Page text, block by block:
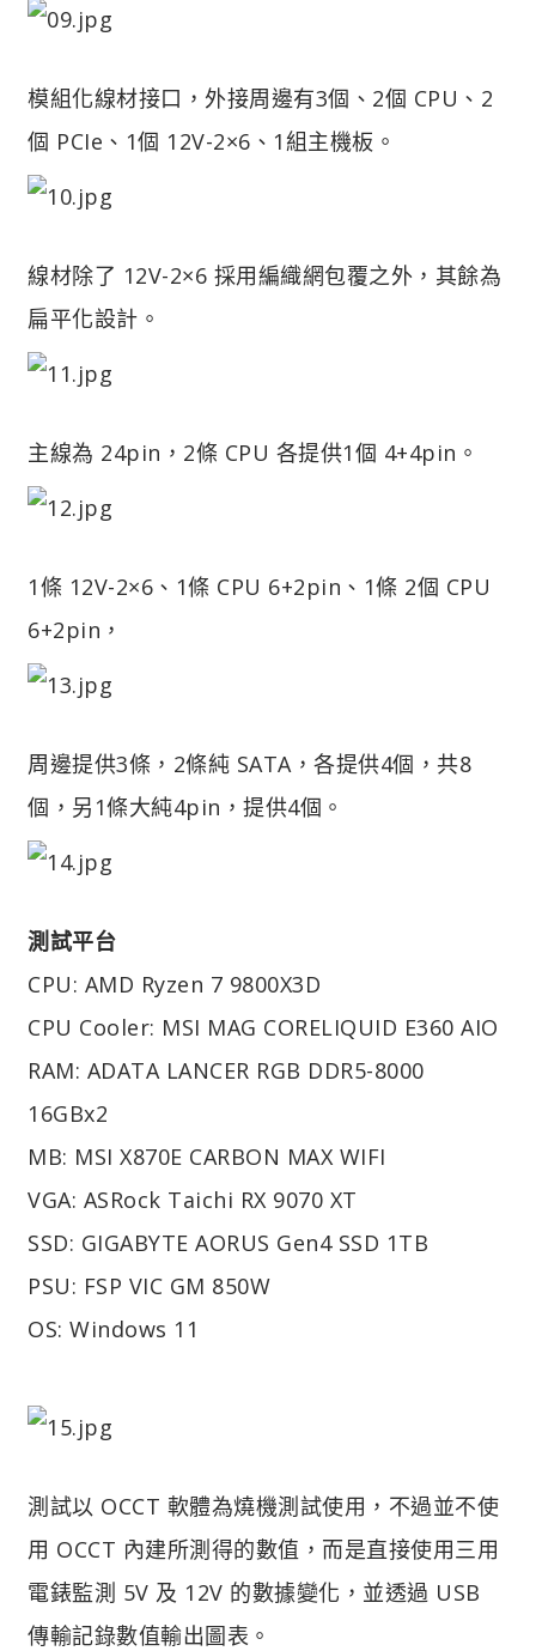
模組化線材接口，外接周邊有3個、2個 CPU、2
個 PCIe、1個 12V-2×6、1組主機板。
線材除了 12V-2×6 採用編織網包覆之外，其餘為
扁平化設計。
主線為 24pin，2條 CPU 各提供1個 4+4pin。
1條 12V-2×6、1條 CPU 6+2pin、1條 2個 CPU
6+2pin，
周邊提供3條，2條純 SATA，各提供4個，共8
個，另1條大純4pin，提供4個。
測試平台
CPU: AMD Ryzen 7 9800X3D
CPU Cooler: MSI MAG CORELIQUID E360 AIO
RAM: ADATA LANCER RGB DDR5-8000
16GBx2
MB: MSI X870E CARBON MAX WIFI
VGA: ASRock Taichi RX 9070 XT
SSD: GIGABYTE AORUS Gen4 SSD 1TB
PSU: FSP VIC GM 850W
OS: Windows 11
測試以 OCCT 軟體為燒機測試使用，不過並不使
用 OCCT 內建所測得的數值，而是直接使用三用
電錶監測 5V 及 12V 的數據變化，並透過 USB
傳輸記錄數值輸出圖表。